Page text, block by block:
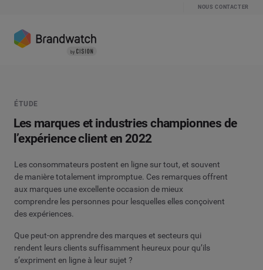
NOUS CONTACTER
ÉTUDE
Les marques et industries championnes de
l’expérience client en 2022
Les consommateurs postent en ligne sur tout, et souvent
de manière totalement impromptue. Ces remarques offrent
aux marques une excellente occasion de mieux
comprendre les personnes pour lesquelles elles conçoivent
des expériences.
Que peut-on apprendre des marques et secteurs qui
rendent leurs clients suffisamment heureux pour qu’ils
s’expriment en ligne à leur sujet ?